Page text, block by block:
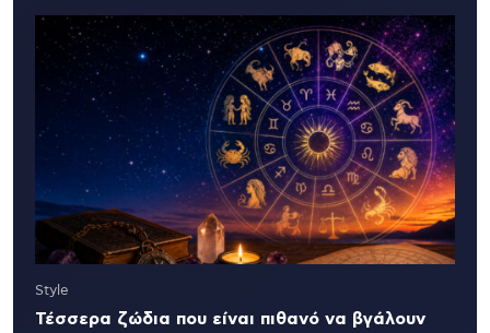
Style
Τέσσερα ζώδια που είναι πιθανό να βγάλουν